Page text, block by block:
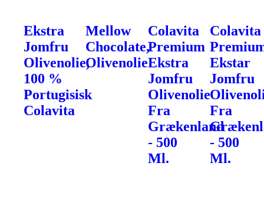
Ekstra
Jomfru
Olivenolie,
100 %
Portugisisk
Colavita
Mellow
Chocolate,
Olivenolie
Colavita
Premium
Ekstra
Jomfru
Olivenolie
Fra
Grækenland
- 500
Ml.
Colavita
Ekstar
Jomfru
Fra
- 500
Ml.